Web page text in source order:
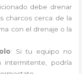
debe drenar
charcos cerca de la
con el drenaje o la
: Si tu equipo no
podría